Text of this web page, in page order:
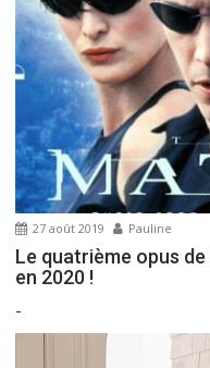
l
’
a
t
i
c
l
e
27 août 2019 Pauline
Le quatrième opus
en 2020 !
-